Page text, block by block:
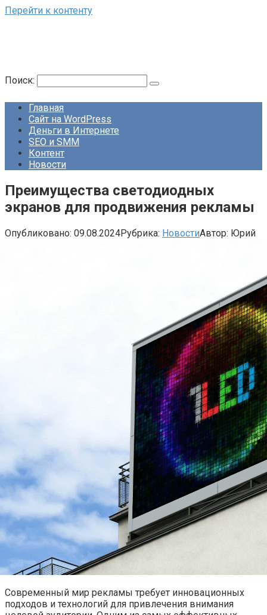
Перейти к контенту
Поиск:
Главная
Сайт на WordPress
Деньги в Интернете
SEO и SMM
Контент
Новости
Преимущества светодиодных
экранов для продвижения рекламы
Опубликовано: 09.08.2024Рубрика: НовостиАвтор: Юрий
Современный мир рекламы требует инновационных
подходов и технологий для привлечения внимания